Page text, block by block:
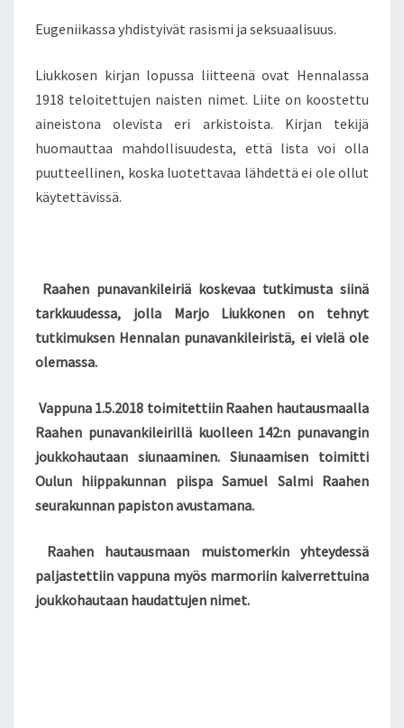
Eugeniikassa yhdistyivät rasismi ja seksuaalisuus.
Liukkosen kirjan lopussa liitteenä ovat Hennalassa
1918 teloitettujen naisten nimet. Liite on koostettu
aineistona olevista eri arkistoista. Kirjan tekijä
huomauttaa mahdollisuudesta, että lista voi olla
puutteellinen, koska luotettavaa lähdettä ei ole ollut
käytettävissä.
Raahen punavankileiriä koskevaa tutkimusta siinä
tarkkuudessa, jolla Marjo Liukkonen on tehnyt
tutkimuksen Hennalan punavankileiristä, ei vielä ole
olemassa.
Vappuna 1.5.2018 toimitettiin Raahen hautausmaalla
Raahen punavankileirillä kuolleen 142:n punavangin
joukkohautaan siunaaminen. Siunaamisen toimitti
Oulun hiippakunnan piispa Samuel Salmi Raahen
seurakunnan papiston avustamana.
Raahen hautausmaan muistomerkin yhteydessä
paljastettiin vappuna myös marmoriin kaiverrettuina
joukkohautaan haudattujen nimet.